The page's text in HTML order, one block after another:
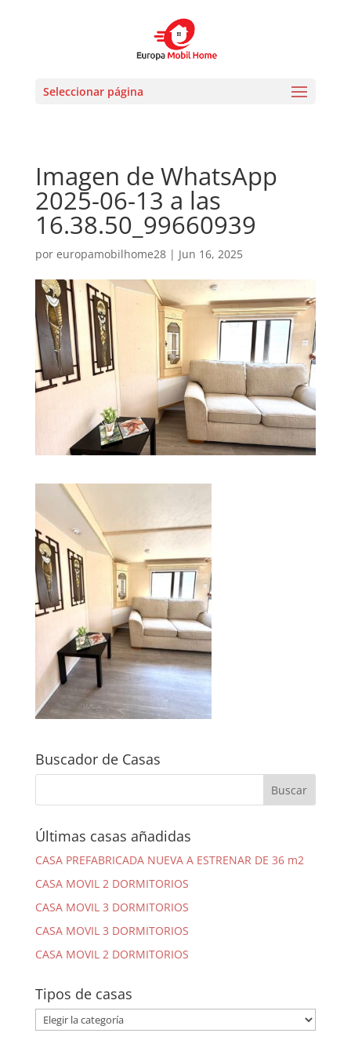
Seleccionar página
Imagen de WhatsApp
2025-06-13 a las
16.38.50_99660939
por europamobilhome28| Jun 16, 2025
Buscador de Casas
Últimas casas añadidas
CASA PREFABRICADA NUEVA A ESTRENAR DE 36 m2
CASA MOVIL 2 DORMITORIOS
CASA MOVIL 3 DORMITORIOS
CASA MOVIL 3 DORMITORIOS
CASA MOVIL 2 DORMITORIOS
Tipos de casas
Tipos
de